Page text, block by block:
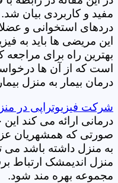
مفید و کاربردی بیان
دردهای استخوانی و
این مریضی ها باید به
بهترین راه برای
است که از آن ها
درمان بیمار به منزل بیمار
شرکت فیزیوتراپی در
درمانی ارائه می کند
صورتی که همشهریان
به منزل داشته باشد می
منزل اندیمشک ارتباط
مجموعه بهره مند شود.